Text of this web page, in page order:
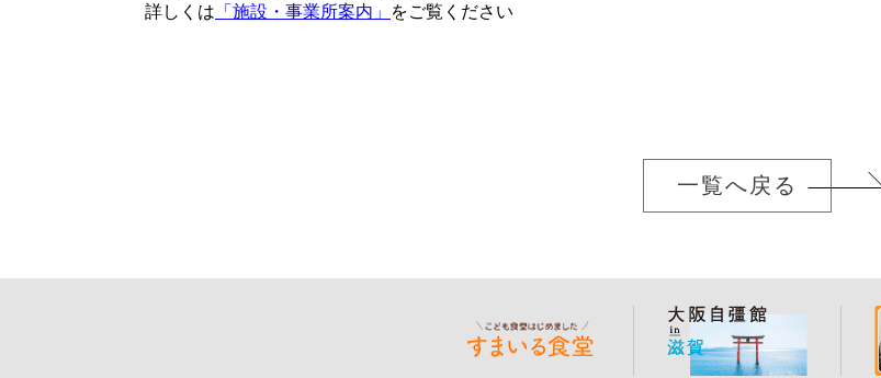
詳しくは 「施設・事業所案内」 をご覧ください
一覧へ戻る